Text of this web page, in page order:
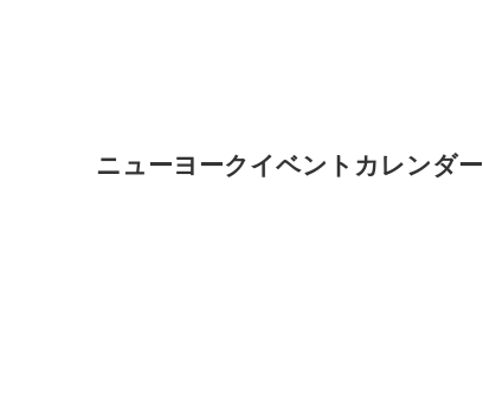
ニューヨークイベントカレンダー